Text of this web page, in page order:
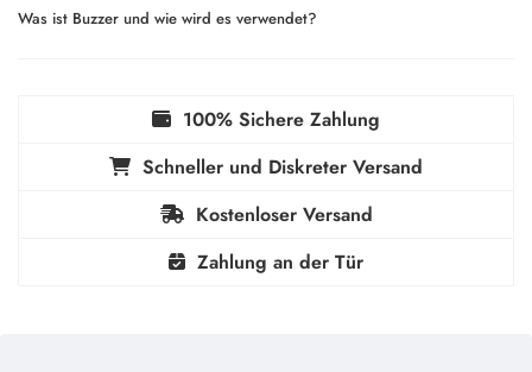
Was ist Buzzer und wie wird es verwendet?
100% Sichere Zahlung
Schneller und Diskreter Versand
Kostenloser Versand
Zahlung an der Tür